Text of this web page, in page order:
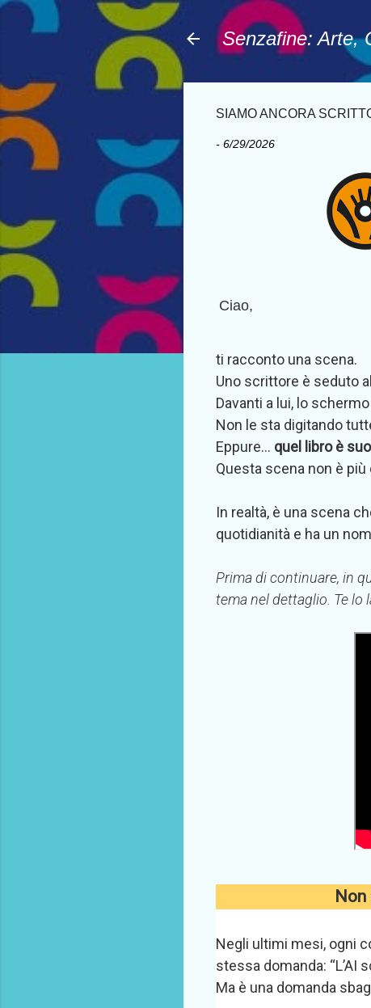
Senzafine: Arte,
SIAMO ANCORA
- 6/29/2026
Ciao,
ti racconto una scena.
Uno scrittore è seduto
Davanti a lui, lo
Non le sta digitando
Eppure… quel libro è suo
Questa scena non è
In realtà, è una scena
quotidianità e ha un
Prima di continuare, in
tema nel dettaglio. Te lo
Non
Negli ultimi mesi, ogni
stessa domanda: “L’AI
Ma è una domanda